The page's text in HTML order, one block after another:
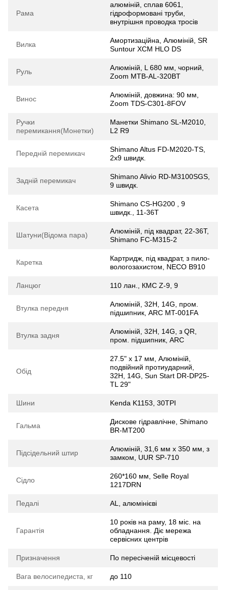
Рама
алюміній, сплав 6061,
гідроформовані труби,
внутрішня проводка тросів
Вилка
Амортизаційна, Алюмiнiй, SR
Suntour XCM HLO DS
Руль
Алюмiнiй, L 680 мм, чорний,
Zoom MTB-AL-320BT
Винос
Алюмiнiй, довжина: 90 мм,
Zoom TDS-C301-8FOV
Ручки
перемикання(Монетки)
Манетки Shimano SL-M2010,
L2 R9
Передній перемикач
Shimano Altus FD-M2020-TS,
2х9 швидк.
Задній перемикач
Shimano Alivio RD-M3100SGS,
9 швидк.
Касета
Shimano CS-HG200 , 9
швидк., 11-36Т
Шатуни(Відома пара)
Алюмiнiй, під квадрат, 22-36T,
Shimano FC-M315-2
Каретка
Картридж, під квадрат, з пило-
вологозахистом, NECO B910
Ланцюг 110 лан., КМС Z-9, 9
Втулка передня
Алюмiнiй, 32H, 14G, пром.
підшипник, ARC MT-001FA
Втулка задня
Алюмiнiй, 32H, 14G, з QR,
пром. підшипник, ARC
Обід
27.5" х 17 мм, Алюмiнiй,
подвійний протиударний,
32H, 14G, Sun Start DR-DP25-
TL 29"
Шини Kenda K1153, 30TPI
Гальма
Дискове гідравлічне, Shimano
BR-MT200
Підсідельний штир
Алюмiнiй, 31,6 мм х 350 мм, з
замком, UUR SP-710
Сідло
260*160 мм, Selle Royal
1217DRN
Педалі AL, алюмінієві
Гарантія
10 років на раму, 18 міс. на
обладнання. Діє мережа
сервісних центрів
Призначення По пересіченій місцевості
Вага велосипедиста, кг до 110